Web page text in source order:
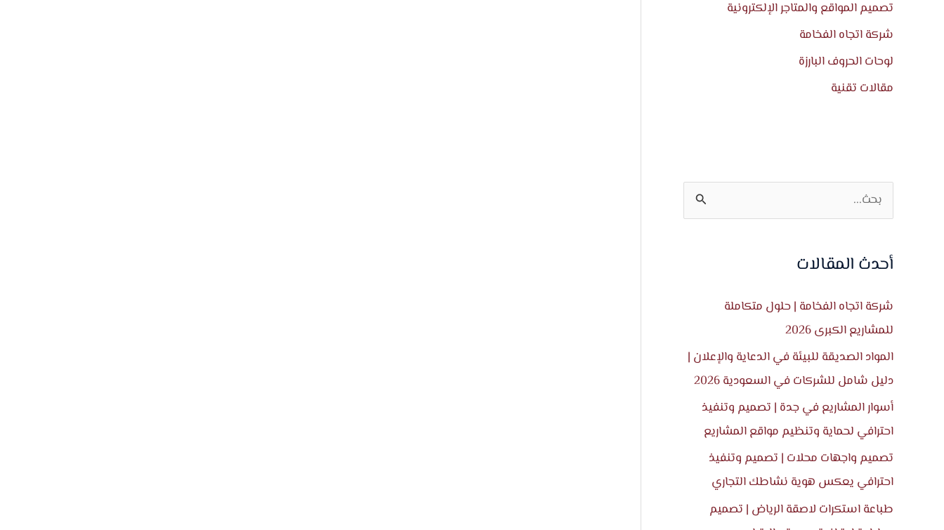
تصميم المواقع والمتاجر الإلكترونية
شركة اتجاه الفخامة
لوحات الحروف البارزة
مقالات تقنية
ب
ح
ث
ع
أحدث المقالات
شركة اتجاه الفخامة | حلول متكاملة
للمشاريع الكبرى 2026
المواد الصديقة للبيئة في الدعاية والإعلان |
دليل شامل للشركات في السعودية 2026
أسوار المشاريع في جدة | تصميم وتنفيذ
احترافي لحماية وتنظيم مواقع المشاريع
تصميم واجهات محلات | تصميم وتنفيذ
احترافي يعكس هوية نشاطك التجاري
طباعة استكرات لاصقة الرياض | تصميم